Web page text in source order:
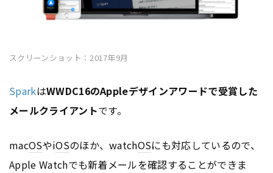
スクリーンショット：2017年9月
SparkはWWDC16のAppleデザインアワードで受賞した
メールクライアントです。
macOSやiOSのほか、watchOSにも対応しているので、
Apple Watchでも新着メールを確認することができま